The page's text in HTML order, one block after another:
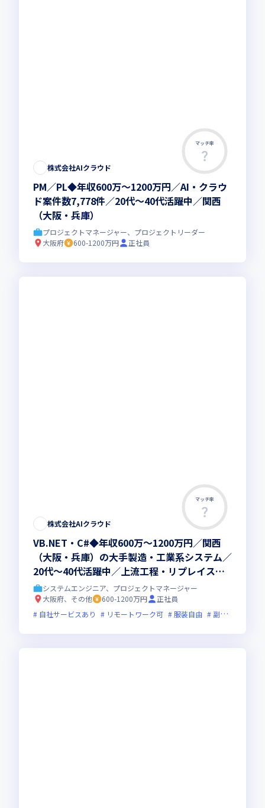
マッチ率
株式会社AIクラウド
PM／PL◆年収600万～1200万円／AI・クラウ
ド案件数7,778件／20代～40代活躍中／関西
（大阪・兵庫）
プロジェクトマネージャー、プロジェクトリーダー
大阪府
600-1200万円 正社員
マッチ率
株式会社AIクラウド
VB.NET・C#◆年収600万～1200万円／関西
（大阪・兵庫）の大手製造・工業系システム／
20代～40代活躍中／上流工程・リプレイス案
件多数／AIマッチング
システムエンジニア、プロジェクトマネージャー
大阪府、その他
600-1200万円
正社員
自社サービスあり
リモートワーク可 服装自由 副業可